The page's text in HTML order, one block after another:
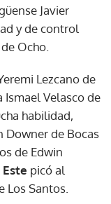
Javier
y de control
Ocho.
Lezcano de
Ismael Velasco de
habilidad,
Downer de Bocas
de Edwin
Este picó al
Los Santos.